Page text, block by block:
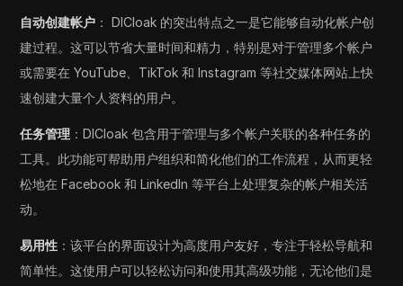
自动创建帐户 ： DICloak 的突出特点之一是它能够自动化帐户创
建过程。这可以节省大量时间和精力，特别是对于管理多个帐户
或需要在 YouTube、TikTok 和 Instagram 等社交媒体网站上快
速创建大量个人资料的用户。
任务管理 ：DICloak 包含用于管理与多个帐户关联的各种任务的
工具。此功能可帮助用户组织和简化他们的工作流程，从而更轻
松地在 Facebook 和 LinkedIn 等平台上处理复杂的帐户相关活
动。
易用性 ：该平台的界面设计为高度用户友好，专注于轻松导航和
简单性。这使用户可以轻松访问和使用其高级功能，无论他们是